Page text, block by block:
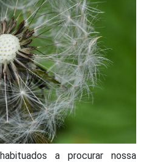
a procurar nossa